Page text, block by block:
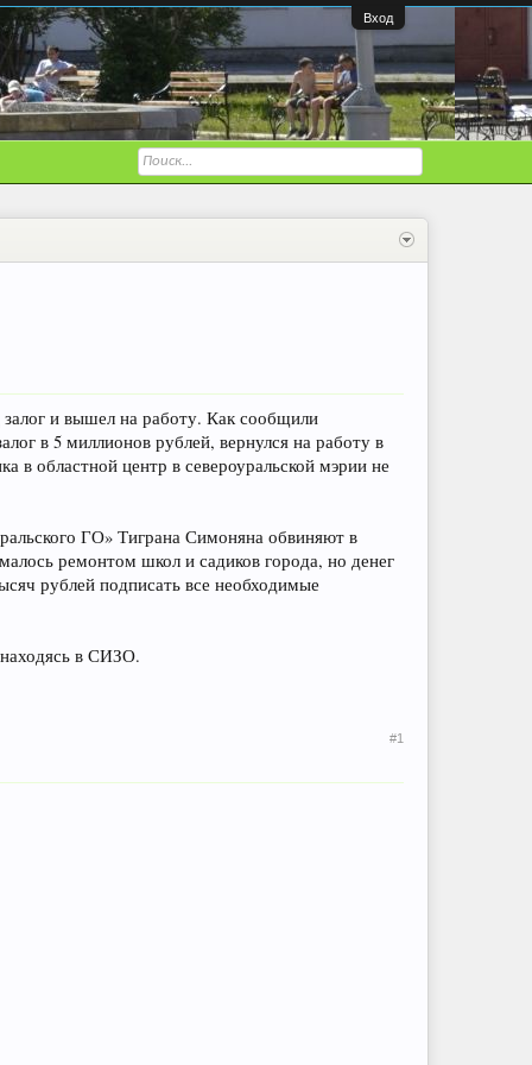
Вход
и вышел на работу. Как сообщили
в 5 миллионов рублей, вернулся на работу в
в областной центр в североуральской мэрии не
ГО» Тиграна Симоняна обвиняют в
ремонтом школ и садиков города, но денег
рублей подписать все необходимые
находясь в СИЗО.
#1